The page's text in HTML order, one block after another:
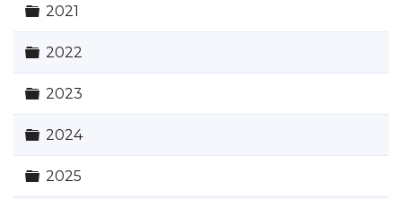
Carpeta
2021
Carpeta
2022
Carpeta
2023
Carpeta
2024
Carpeta
2025